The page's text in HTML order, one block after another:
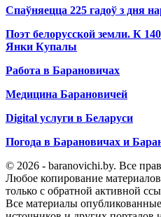
Спаўняецца 225 гадоў з дня
Поэт белорусской земли. К
Янки Купалы
Работа в Барановичах
Медицина Барановичей
Digital услуги в Беларуси
Погода в Барановичах и
© 2026 - baranovichi.by. Все
Любое копирование
только с обратной активной
Все материалы